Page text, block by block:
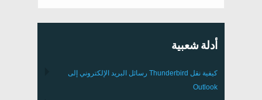
أدلة شعبية
كيفية نقل Thunderbird رسائل البريد الإلكتروني إلى
Outlook